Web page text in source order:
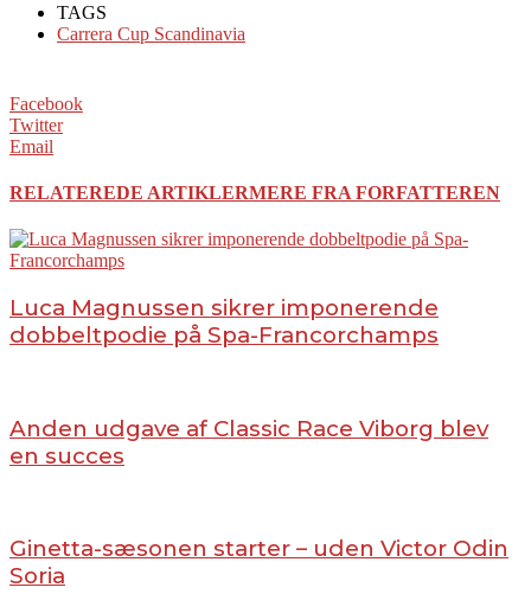
TAGS
Carrera Cup Scandinavia
Facebook
Twitter
Email
RELATEREDE ARTIKLERMERE FRA FORFATTEREN
Luca Magnussen sikrer imponerende
dobbeltpodie på Spa-Francorchamps
Anden udgave af Classic Race Viborg blev
en succes
Ginetta-sæsonen starter – uden Victor Odin
Soria